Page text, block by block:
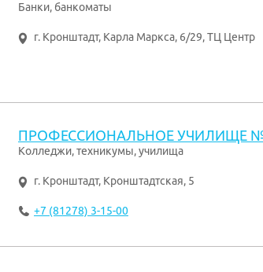
Банки, банкоматы
г. Кронштадт, Карла Маркса, 6/29, ТЦ Центр
ПРОФЕССИОНАЛЬНОЕ УЧИЛИЩЕ
Колледжи, техникумы, училища
г. Кронштадт, Кронштадтская, 5
+7 (81278) 3-15-00